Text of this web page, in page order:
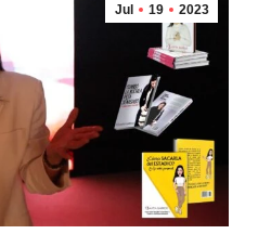
Jul 19 2023